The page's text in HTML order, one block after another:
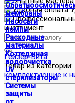
мембраны
Насосы и
помпы
Расходные
материалы
Коттеджная
водоочистка
UV
стерилизаторы
Системы
защиты
инструмент
Гейзер-Вита
Товар из категории:
комплектующие к